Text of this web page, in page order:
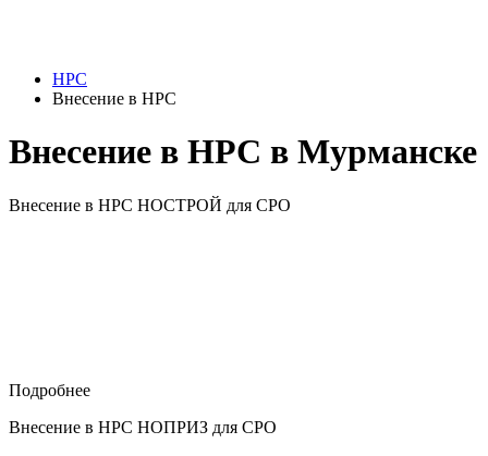
НРС
Внесение в НРС
Внесение в НРС в Мурманске
Внесение в НРС НОСТРОЙ для СРО
Подробнее
Внесение в НРС НОПРИЗ для СРО